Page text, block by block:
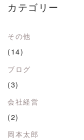
カテゴリー
その他
(14)
ブログ
(3)
会社経営
(2)
岡本太郎